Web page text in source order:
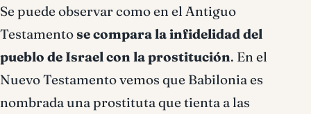
Se puede observar como en el Antiguo
Testamentose compara la infidelidad del
pueblo de Israel con la prostitución. En el
Nuevo Testamento vemos que Babilonia es
nombrada una prostituta que tienta a las